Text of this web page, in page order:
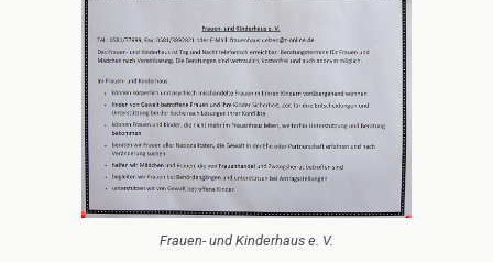
Frauen- und Kinderhaus e. V.